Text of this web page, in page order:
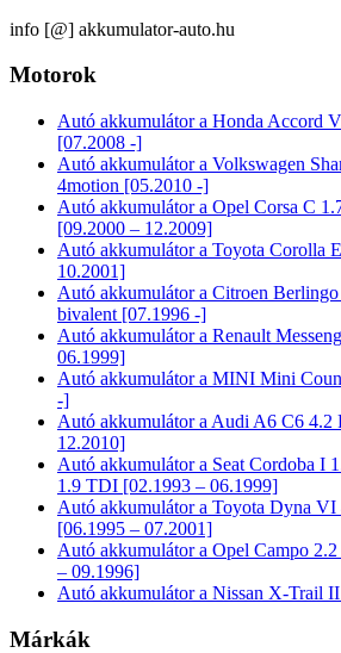
info [@] akkumulator-auto.hu
Motorok
Autó akkumulátor a Honda Accord
[07.2008 -]
Autó akkumulátor a Volkswagen
4motion [05.2010 -]
Autó akkumulátor a Opel Corsa C
[09.2000 – 12.2009]
Autó akkumulátor a Toyota Corolla
10.2001]
Autó akkumulátor a Citroen
bivalent [07.1996 -]
Autó akkumulátor a Renault
06.1999]
Autó akkumulátor a MINI Mini
-]
Autó akkumulátor a Audi A6 C6 4.2
12.2010]
Autó akkumulátor a Seat Cordoba I
1.9 TDI [02.1993 – 06.1999]
Autó akkumulátor a Toyota Dyna
[06.1995 – 07.2001]
Autó akkumulátor a Opel Campo
– 09.1996]
Autó akkumulátor a Nissan X-Trail
Márkák